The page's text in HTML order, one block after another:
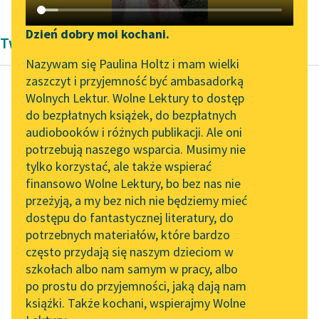
Katalog DAISY
Podkasty o książkach
Zgłoś brak utworu
Aktualności
„Prokurator Alicja Horn”
do słuchania
Byliśmy częścią AI Impact
Lab
Zapraszamy na spotkanie
online z tłumaczkami
literatury skandynawskiej
Spotkanie z Katarzyną
Tunkiel w Oslo
102. lata temu zmarł
Joseph Conrad
Narzędzia
Mapa Wolnych Lektur
Leśmianator
Przewodnik dla piszących i
czytających
API
OAI-PMH
Widget Wolnych Lektur
Przypisy
Dzień dobry moi kochani.
Nazywam się Paulina Holtz i mam wielki
zaszczyt i przyjemność być ambasadorką
Wolnych Lektur. Wolne Lektury to dostęp
do bezpłatnych książek, do bezpłatnych
audiobooków i różnych publikacji. Ale oni
potrzebują naszego wsparcia. Musimy nie
tylko korzystać, ale także wspierać
finansowo Wolne Lektury, bo bez nas nie
przeżyją, a my bez nich nie będziemy mieć
dostępu do fantastycznej literatury, do
potrzebnych materiałów, które bardzo
często przydają się naszym dzieciom w
szkołach albo nam samym w pracy, albo
po prostu do przyjemności, jaką dają nam
książki. Także kochani, wspierajmy Wolne
Twórczość dramatyczna Pozytywizm
Adolf Abrahamowicz
Jego zasady
Cóż pan tak
hałasujesz? Wiesz
dobrze, że ja tego nie
znoszę, że lubię spokój.
FILC...
Czytaj więcej